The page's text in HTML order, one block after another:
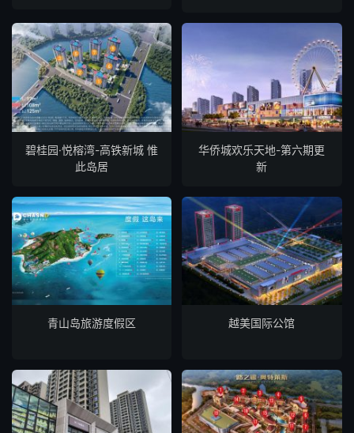
碧桂园·悦榕湾-高铁新城 惟
此岛居
华侨城欢乐天地-第六期更
新
青山岛旅游度假区 越美国际公馆